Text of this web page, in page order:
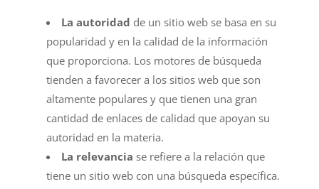
La autoridad de un sitio web se basa en su
popularidad y en la calidad de la información
que proporciona. Los motores de búsqueda
tienden a favorecer a los sitios web que son
altamente populares y que tienen una gran
cantidad de enlaces de calidad que apoyan su
autoridad en la materia.
La relevancia se refiere a la relación que
tiene un sitio web con una búsqueda específica.